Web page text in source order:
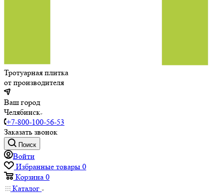
Тротуарная плитка
от производителя
Ваш город
Челябинск
+7-800-100-56-53
Заказать звонок
Поиск
Войти
Избранные товары 0
Корзина 0
Каталог